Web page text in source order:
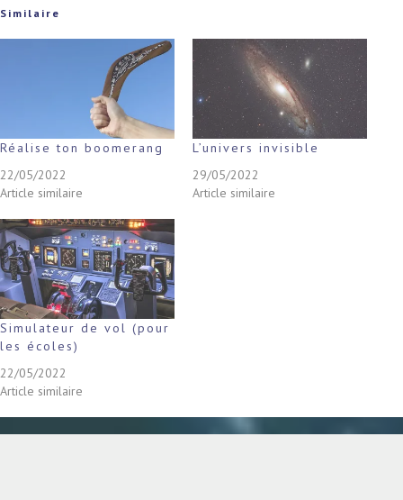
Similaire
Réalise ton boomerang
22/05/2022
Article similaire
L’univers invisible
29/05/2022
Article similaire
Simulateur de vol (pour
les écoles)
22/05/2022
Article similaire